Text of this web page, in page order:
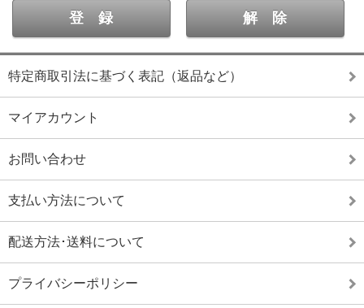
特定商取引法に基づく表記（返品など）
マイアカウント
お問い合わせ
支払い方法について
配送方法･送料について
プライバシーポリシー